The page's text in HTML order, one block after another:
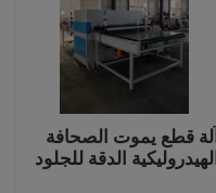
آلة قطع يموت الصحافة
الهيدروليكية الدقة للجلود